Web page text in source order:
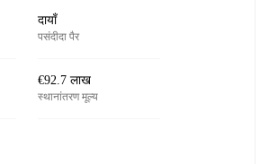
दायाँ
पसंदीदा पैर
€92.7 लाख
स्थानांतरण मूल्य